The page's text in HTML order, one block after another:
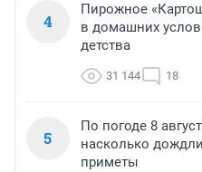
4
Пирожное
в домашних
детства
31 144 18
5
По погоде 8
насколько
приметы